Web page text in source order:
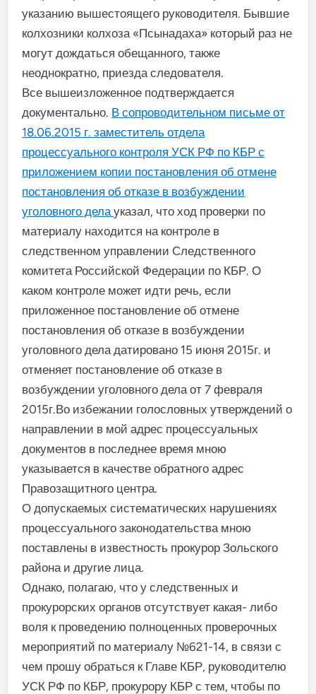
указанию вышестоящего руководителя. Бывшие
колхозники колхоза «Псынадаха» который раз не
могут дождаться обещанного, также
неоднократно, приезда следователя.
Все вышеизложенное подтверждается
документально. В сопроводительном письме от
18.06.2015 г. заместитель отдела
процессуального контроля УСК РФ по КБР с
приложением копии постановления об отмене
постановления об отказе в возбуждении
уголовного делауказал, что ход проверки по
материалу находится на контроле в
следственном управлении Следственного
комитета Российской Федерации по КБР. О
каком контроле может идти речь, если
приложенное постановление об отмене
постановления об отказе в возбуждении
уголовного дела датировано 15 июня 2015г. и
отменяет постановление об отказе в
возбуждении уголовного дела от 7 февраля
2015г.Во избежании голословных утверждений о
направлении в мой адрес процессуальных
документов в последнее время мною
указывается в качестве обратного адрес
Правозащитного центра.
О допускаемых систематических нарушениях
процессуального законодательства мною
поставлены в известность прокурор Зольского
района и другие лица.
Однако, полагаю, что у следственных и
прокурорских органов отсутствует какая- либо
воля к проведению полноценных проверочных
мероприятий по материалу №621-14, в связи с
чем прошу обраться к Главе КБР, руководителю
УСК РФ по КБР, прокурору КБР с тем, чтобы по